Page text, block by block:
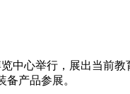
中心举行，展出当前
产品参展。